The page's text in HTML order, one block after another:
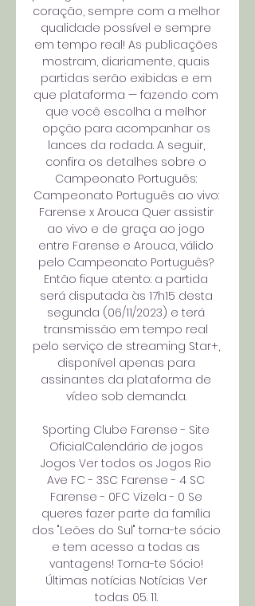
coração, sempre com a melhor
qualidade possível e sempre
em tempo real! As publicações
mostram, diariamente, quais
partidas serão exibidas e em
que plataforma — fazendo com
que você escolha a melhor
opção para acompanhar os
lances da rodada. A seguir,
confira os detalhes sobre o
Campeonato Português:
Campeonato Português ao vivo:
Farense x Arouca Quer assistir
ao vivo e de graça ao jogo
entre Farense e Arouca, válido
pelo Campeonato Português?
Então fique atento: a partida
será disputada às 17h15 desta
segunda (06/11/2023) e terá
transmissão em tempo real
pelo serviço de streaming Star+,
disponível apenas para
assinantes da plataforma de
vídeo sob demanda.
Sporting Clube Farense - Site
OficialCalendário de jogos
Jogos Ver todos os Jogos Rio
Ave FC - 3SC Farense - 4 SC
Farense - 0FC Vizela - 0 Se
queres fazer parte da família
dos "Leões do Sul" torna-te sócio
e tem acesso a todas as
vantagens! Torna-te Sócio!
Últimas notícias Notícias Ver
todas 05. 11.